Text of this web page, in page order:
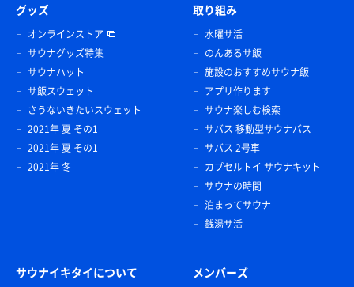
グッズ
オンラインストア
サウナグッズ特集
サウナハット
サ飯スウェット
さうないきたいスウェット
2021年 夏 その1
2021年 夏 その1
2021年 冬
取り組み
水曜サ活
のんあるサ飯
施設のおすすめサウナ飯
アプリ作ります
サウナ楽しむ検索
サバス 移動型サウナバス
サバス 2号車
カプセルトイ サウナキット
サウナの時間
泊まってサウナ
銭湯サ活
サウナイキタイについて メンバーズ